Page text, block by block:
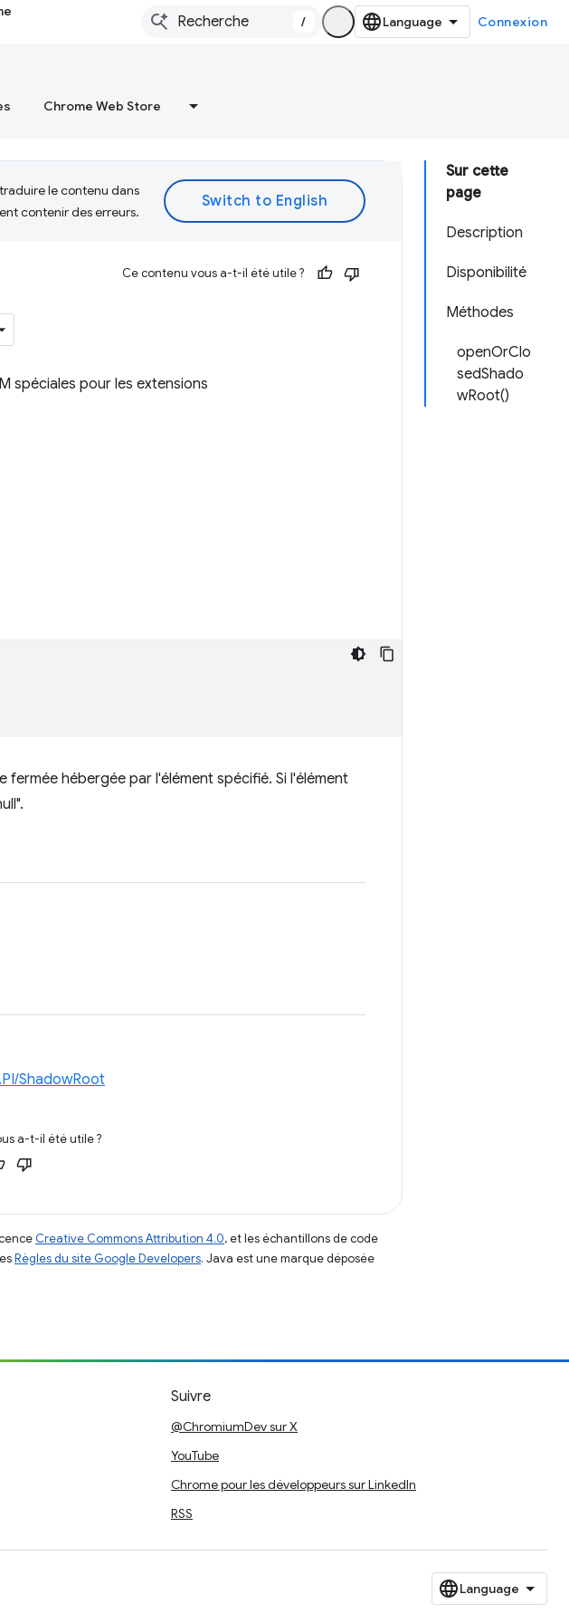
/ Connexion
Chrome Web Store
Sur cette
page
Description
Disponibilité
Méthodes
openOrClo
sedShado
wRoot()
le contenu dans
contenir des erreurs.
Ce contenu vous a-t-il été utile ?
spéciales pour les extensions
hébergée par l'élément spécifié. Si l'élément
ShadowRoot
a-t-il été utile ?
Creative Commons Attribution 4.0, et les échantillons de code
Règles du site Google Developers. Java est une marque déposée
Suivre
@ChromiumDev sur X
YouTube
Chrome pour les développeurs sur LinkedIn
RSS